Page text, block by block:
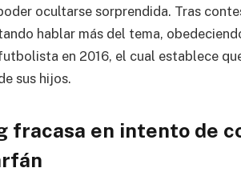
ocultarse sorprendida. Tras
hablar más del tema,
en 2016, el cual establece
sus hijos.
fracasa en intento de